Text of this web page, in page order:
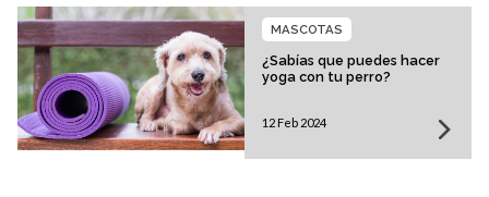
¿Sabías que puedes hacer
yoga con tu perro?
MASCOTAS
12 Feb 2024